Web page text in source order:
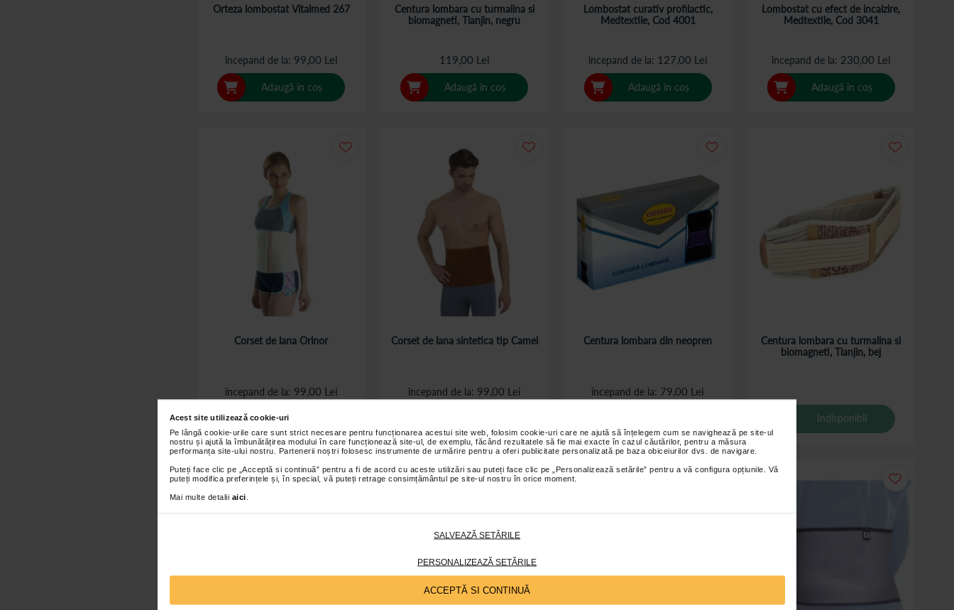
Acest site utilizează cookie-uri
Pe lângă cookie-urile care sunt strict necesare pentru funcționarea acestui site web, folosim cookie-uri care ne ajută să înțelegem cum se navighează pe site-ul
nostru și ajută la îmbunătățirea modului în care funcționează site-ul, de exemplu, făcând rezultatele să fie mai exacte în cazul căutărilor, pentru a măsura
performanța site-ului nostru. Partenerii noștri folosesc instrumente de urmărire pentru a oferi publicitate personalizată pe baza obiceiurilor dvs. de navigare.
Puteți face clic pe „Acceptă si continuă” pentru a fi de acord cu aceste utilizări sau puteți face clic pe „Personalizează setările” pentru a vă configura opțiunile. Vă
puteți modifica preferințele și, în special, vă puteți retrage consimțământul pe site-ul nostru în orice moment.
Mai multe detalii aici
SALVEAZĂ SETĂRILE
PERSONALIZEAZĂ SETĂRILE
ACCEPTĂ SI CONTINUĂ
Orteza lombostat Vitalmed 267
începand de la 99,00 Lei
Adaugă în coș
Centura lombara cu turmalina si
biomagneti, Tianjin, negru
119,00 Lei
Adaugă în coș
Lombostat curativ profilactic,
Medtextile, Cod 4001
începand de la 127,00 Lei
Adaugă în coș
Lombostat cu efect de incalzire,
Medtextile, Cod 3041
începand de la 230,00 Lei
Adaugă în coș
Corset de lana Orinor
începand de la 99,00 Lei
Adaugă în coș
Corset de lana sintetica tip Camel
începand de la 99,00 Lei
Centura lombara din neopren
începand de la 79,00 Lei
Centura lombara cu turmalina si
biomagneti, Tianjin, bej
Indisponibil